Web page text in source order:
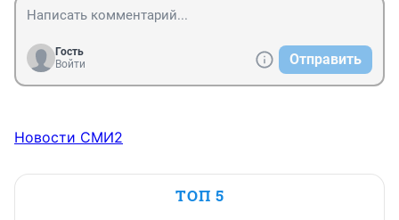
Гость
Войти
Отправить
Новости СМИ2
ТОП 5